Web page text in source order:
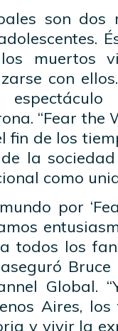
son dos
muertos
con
“Fear the
fin de los
la
como
por
todos los
Global.
Aires,
y vivir la